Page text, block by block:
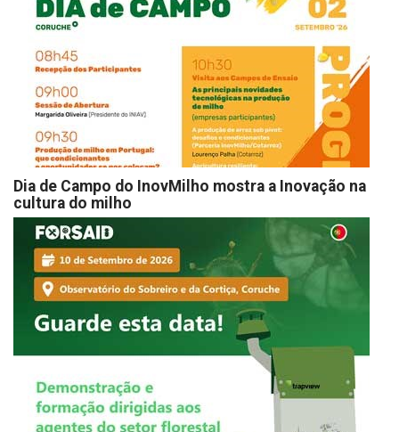
Dia de Campo do InovMilho mostra a Inovação na
cultura do milho